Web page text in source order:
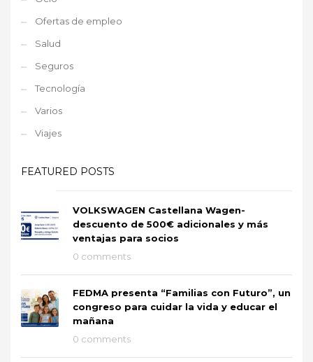
Ofertas de empleo
Salud
Seguros
Tecnología
Varios
Viajes
FEATURED POSTS
VOLKSWAGEN Castellana Wagen-
descuento de 500€ adicionales y más
ventajas para socios
0 comments
FEDMA presenta “Familias con Futuro”, un
congreso para cuidar la vida y educar el
mañana
0 comments